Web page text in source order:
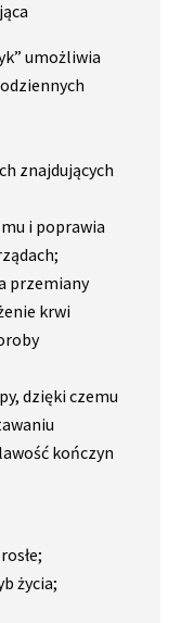
umożliwia
znajdujących
i poprawia
przemiany
krwi
dzięki czemu
kończyn
życia;